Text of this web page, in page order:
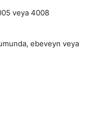
veya 4008
ebeveyn veya